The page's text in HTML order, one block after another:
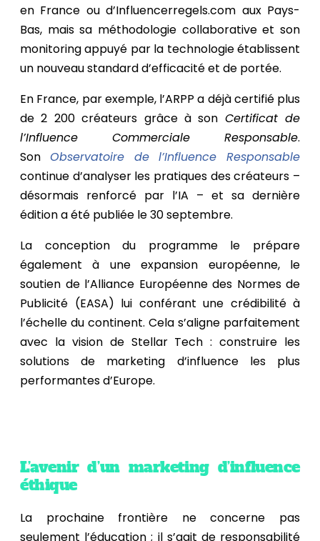
en France ou d’Influencerregels.com aux Pays-
Bas, mais sa méthodologie collaborative et son
monitoring appuyé par la technologie établissent
un nouveau standard d’efficacité et de portée.
En France, par exemple, l’ARPP a déjà certifié plus
de 2 200 créateurs grâce à son Certificat de
l’Influence Commerciale Responsable.
Son Observatoire de l’Influence Responsable
continue d’analyser les pratiques des créateurs –
désormais renforcé par l’IA – et sa dernière
édition a été publiée le 30 septembre.
La conception du programme le prépare
également à une expansion européenne, le
soutien de l’Alliance Européenne des Normes de
Publicité (EASA) lui conférant une crédibilité à
l’échelle du continent. Cela s’aligne parfaitement
avec la vision de Stellar Tech : construire les
solutions de marketing d’influence les plus
performantes d’Europe.
L’avenir d’un marketing d’influence
éthique
La prochaine frontière ne concerne pas
seulement l’éducation ; il s’agit de responsabilité